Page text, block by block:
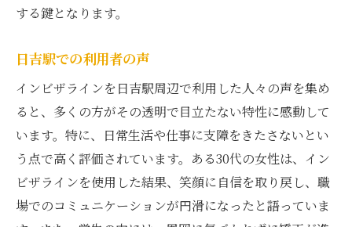
する鍵となります。
日吉駅での利用者の声
インビザラインを日吉駅周辺で利用した人々の声を集め
ると、多くの方がその透明で目立たない特性に感動して
います。特に、日常生活や仕事に支障をきたさないとい
う点で高く評価されています。ある30代の女性は、イン
ビザラインを使用した結果、笑顔に自信を取り戻し、職
場でのコミュニケーションが円滑になったと語っていま